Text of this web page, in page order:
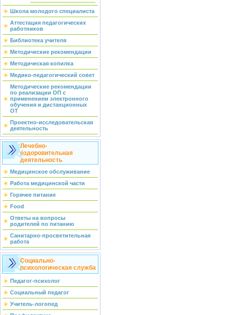
Школа молодого специалиста
Аттестация педагогических
работников
Библиотека учителя
Методические рекомендации
Методическая копилка
Медико-педагогический совет
Методические рекомендации
по реализации ОП с
применением электронного
обучения и дистанционных
ОТ
Проектно-исследовательская
деятельность
Лечебно-
оздоровительная
деятельность
Медицинское обслуживание
Работа медицинской части
Горячее питание
Food
Ответы на вопросы
родителей по питанию
Санитарно-просветительная
работа
Социально-
психологическая служба
Педагог-психолог
Социальный педагог
Учитель-логопед